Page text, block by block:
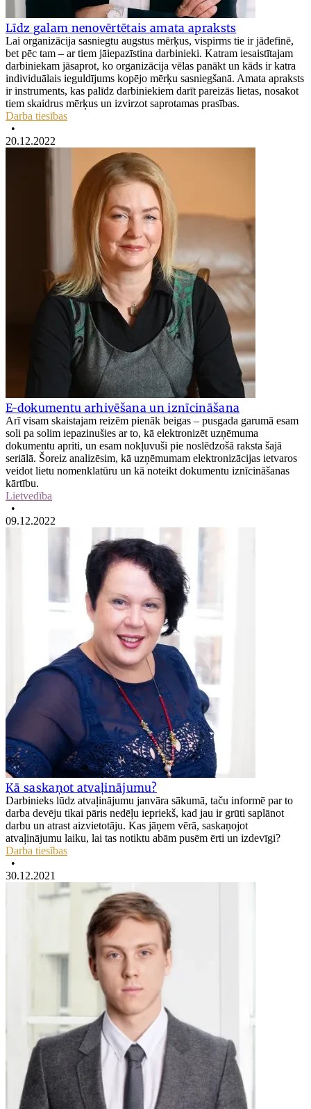
Līdz galam nenovērtētais amata apraksts
Lai organizācija sasniegtu augstus mērķus, vispirms tie ir jādefinē,
bet pēc tam – ar tiem jāiepazīstina darbinieki. Katram iesaistītajam
darbiniekam jāsaprot, ko organizācija vēlas panākt un kāds ir katra
individuālais ieguldījums kopējo mērķu sasniegšanā. Amata apraksts
ir instruments, kas palīdz darbiniekiem darīt pareizās lietas, nosakot
tiem skaidrus mērķus un izvirzot saprotamas prasības.
Darba tiesības
•
20.12.2022
E-dokumentu arhivēšana un iznīcināšana
Arī visam skaistajam reizēm pienāk beigas – pusgada garumā esam
soli pa solim iepazinušies ar to, kā elektronizēt uzņēmuma
dokumentu apriti, un esam nokļuvuši pie noslēdzošā raksta šajā
seriālā. Šoreiz analizēsim, kā uzņēmumam elektronizācijas ietvaros
veidot lietu nomenklatūru un kā noteikt dokumentu iznīcināšanas
kārtību.
Lietvedība
•
09.12.2022
Kā saskaņot atvaļinājumu?
Darbinieks lūdz atvaļinājumu janvāra sākumā, taču informē par to
darba devēju tikai pāris nedēļu iepriekš, kad jau ir grūti saplānot
darbu un atrast aizvietotāju. Kas jāņem vērā, saskaņojot
atvaļinājumu laiku, lai tas notiktu abām pusēm ērti un izdevīgi?
Darba tiesības
•
30.12.2021